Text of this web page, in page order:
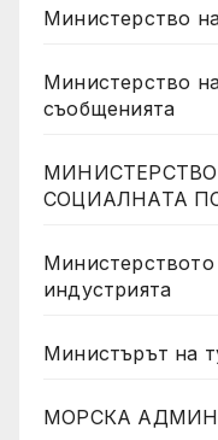
Министерство
Министерство
съобщенията
СОЦИАЛНАТА
индустрията
Министърът на
МОРСКА